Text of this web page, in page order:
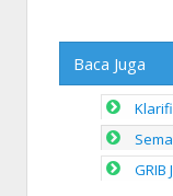
Baca Juga